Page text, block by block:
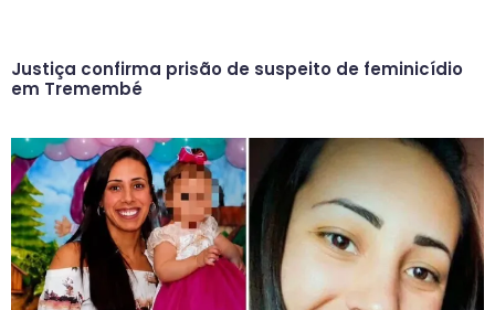
Justiça confirma prisão de suspeito de feminicídio
em Tremembé